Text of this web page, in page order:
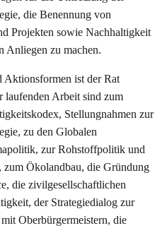
die Benennung von
Projekten sowie Nachhaltigkeit
Anliegen zu machen.
Aktionsformen ist der Rat
laufenden Arbeit sind zum
Stellungnahmen zur
zu den Globalen
zur Rohstoffpolitik und
Ökolandbau, die Gründung
die zivilgesellschaftlichen
der Strategiedialog zur
Oberbürgermeistern, die